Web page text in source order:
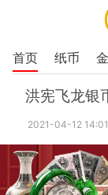
首页 纸币
洪宪飞龙银
2021-04-12